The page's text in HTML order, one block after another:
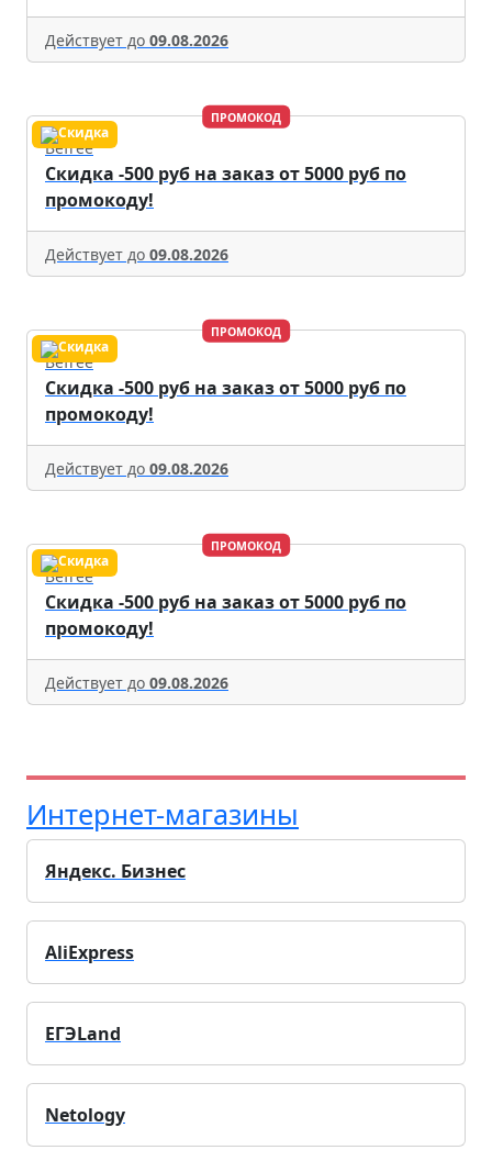
Действует до 09.08.2026
ПРОМОКОД
Befree
Скидка -500 руб на заказ от 5000 руб по
промокоду!
Действует до 09.08.2026
ПРОМОКОД
Befree
Скидка -500 руб на заказ от 5000 руб по
промокоду!
Действует до 09.08.2026
ПРОМОКОД
Befree
Скидка -500 руб на заказ от 5000 руб по
промокоду!
Действует до 09.08.2026
Интернет-магазины
Яндекс. Бизнес
AliExpress
ЕГЭLand
Netology